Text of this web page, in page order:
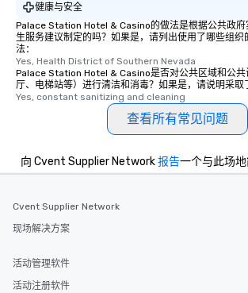
健康与安全
Palace Station Hotel & Casino的做法是根据公共政府
生服务建议制定的吗？如果是，请列出使用了哪些组织
法：
Yes, Health District of Southern Nevada
Palace Station Hotel & Casino是否对公共区域和公共
厅、电梯站等）进行清洁和消毒？如果是，请说明采取
Yes, constant sanitizing and cleaning
查看所有常见问题
向 Cvent Supplier Network报告一个与此场地
Cvent Supplier Network
现场解决方案
活动管理软件
活动注册软件